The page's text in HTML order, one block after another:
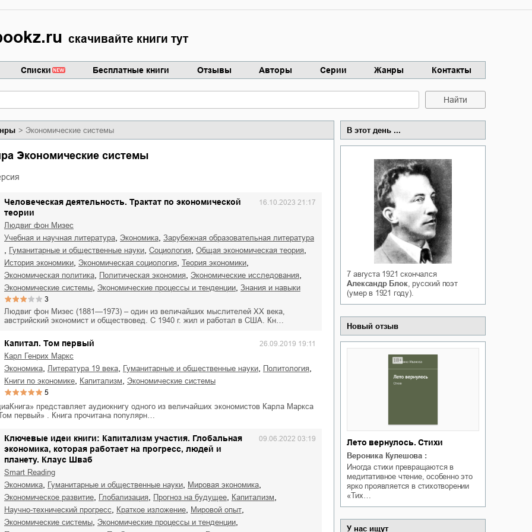
скачивайте книги тут
Списки Бесплатные книги Отзывы Авторы Серии Жанры Контакты
Найти
Новоросии:
Сидоренко
Забытая земля Новоросии:
о судьбе Кировоградской
области
Сергей Николаевич Сидоренко
Личный интерес
Белая ворона на факультете
Теней
Оксана Гринберга
Экономические системы
Экономические системы
Человеческая деятельность. Трактат по экономической
теории
16.10.2023 21:17
Людвиг фон Мизес
учебная и научная литература
экономика зарубежная образовательная литература
гуманитарные и общественные науки социология общая экономическая теория
история экономики экономическая социология теория экономики
экономическая политика политическая экономия экономические исследования
экономические системы экономические процессы и тенденции знания и навыки
3
Людвиг фон Мизес (1881—1973) – один из величайших мыслителей ХХ века,
австрийский экономист и обществовед. С 1940 г. жил и работал в США. Кн…
Капитал. Том первый 26.09.2019 19:11
Карл Генрих Маркс
экономика
литература 19 века гуманитарные и общественные науки политология
книги по экономике капитализм экономические системы
5
представляет аудиокнигу одного из величайших экономистов Карла Маркса
первый» . Книга прочитана популярн…
Ключевые идеи книги: Капитализм участия. Глобальная
экономика, которая работает на прогресс, людей и
планету. Клаус Шваб
09.06.2022 03:19
Smart Reading
экономика
гуманитарные и общественные науки мировая экономика
экономическое развитие глобализация прогноз на будущее капитализм
научно-технический прогресс краткое изложение мировой опыт
экономические системы экономические процессы и тенденции
В этот день ...
7 августа 1921 скончался
Александр Блок, русский поэт
(умер в 1921 году).
Новый отзыв
Лето вернулось. Стихи
Вероника Кулешова :
Иногда стихи превращаются в
медитативное чтение, особенно это
ярко проявляется в стихотворении
«Тих…
У нас ищут